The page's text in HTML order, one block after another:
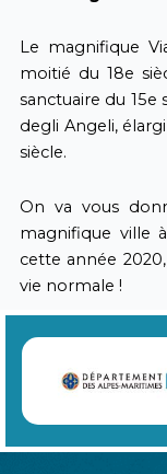
Le magnifique
moitié du 18e
sanctuaire du 15e
degli Angeli,
siècle.
On va vous
magnifique ville
cette année
vie normale !